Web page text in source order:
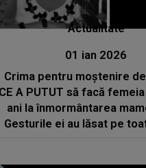
Actualitate
01 ian 2026
Crima pentru moștenire
CE A PUTUT să facă
ani la înmormântarea
Gesturile ei au lăsat pe